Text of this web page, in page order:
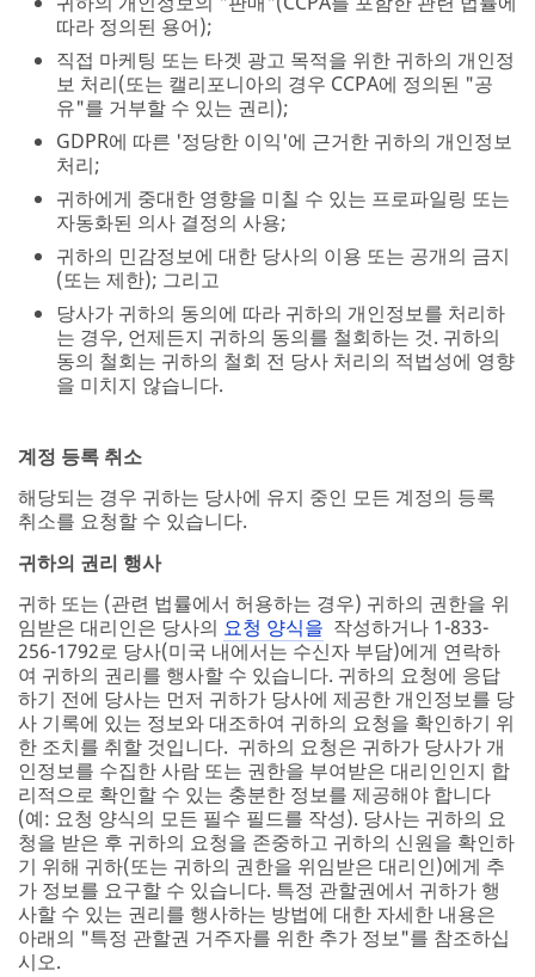
따라 정의된 용어);
직접 마케팅 또는 타겟 광고 목적을 위한 귀하의 개인정
보 처리(또는 캘리포니아의 경우 CCPA에 정의된 "공
유"를 거부할 수 있는 권리);
GDPR에 따른 '정당한 이익'에 근거한 귀하의 개인정보
처리;
귀하에게 중대한 영향을 미칠 수 있는 프로파일링 또는
자동화된 의사 결정의 사용;
귀하의 민감정보에 대한 당사의 이용 또는 공개의 금지
(또는 제한); 그리고
당사가 귀하의 동의에 따라 귀하의 개인정보를 처리하
는 경우, 언제든지 귀하의 동의를 철회하는 것. 귀하의
동의 철회는 귀하의 철회 전 당사 처리의 적법성에 영향
을 미치지 않습니다.
계정 등록 취소
해당되는 경우 귀하는 당사에 유지 중인 모든 계정의 등록
취소를 요청할 수 있습니다.
귀하의 권리 행사
귀하 또는 (관련 법률에서 허용하는 경우) 귀하의 권한을 위
임받은 대리인은 당사의 요청 양식을 작성하거나 1-833-
256-1792로 당사(미국 내에서는 수신자 부담)에게 연락하
여 귀하의 권리를 행사할 수 있습니다. 귀하의 요청에 응답
하기 전에 당사는 먼저 귀하가 당사에 제공한 개인정보를 당
사 기록에 있는 정보와 대조하여 귀하의 요청을 확인하기 위
한 조치를 취할 것입니다. 귀하의 요청은 귀하가 당사가 개
인정보를 수집한 사람 또는 권한을 부여받은 대리인인지 합
리적으로 확인할 수 있는 충분한 정보를 제공해야 합니다
(예: 요청 양식의 모든 필수 필드를 작성). 당사는 귀하의 요
청을 받은 후 귀하의 요청을 존중하고 귀하의 신원을 확인하
기 위해 귀하(또는 귀하의 권한을 위임받은 대리인)에게 추
가 정보를 요구할 수 있습니다. 특정 관할권에서 귀하가 행
사할 수 있는 권리를 행사하는 방법에 대한 자세한 내용은
아래의 "특정 관할권 거주자를 위한 추가 정보"를 참조하십
시오.